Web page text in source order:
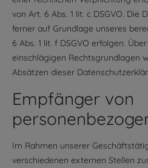
von Art. 6 Abs. 1 lit. c DSGVO. Die
ferner auf Grundlage unseres
6 Abs. 1 lit. f DSGVO erfolgen.
einschlägigen Rechtsgrundlagen
Absätzen dieser
Empfänger von
Im Rahmen unserer
verschiedenen externen Stellen